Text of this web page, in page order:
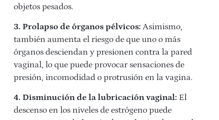
objetos pesados.
3. Prolapso de órganos pélvicos: Asimismo,
también aumenta el riesgo de que uno o más
órganos desciendan y presionen contra la pared
vaginal, lo que puede provocar sensaciones de
presión, incomodidad o protrusión en la vagina.
4. Disminución de la lubricación vaginal: El
descenso en los niveles de estrógeno puede